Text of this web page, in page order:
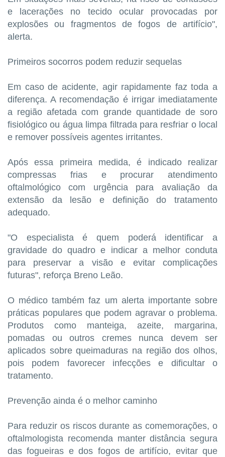
e lacerações no tecido ocular provocadas por
explosões ou fragmentos de fogos de artifício",
alerta.
Primeiros socorros podem reduzir sequelas
Em caso de acidente, agir rapidamente faz toda a
diferença. A recomendação é irrigar imediatamente
a região afetada com grande quantidade de soro
fisiológico ou água limpa filtrada para resfriar o local
e remover possíveis agentes irritantes.
Após essa primeira medida, é indicado realizar
compressas frias e procurar atendimento
oftalmológico com urgência para avaliação da
extensão da lesão e definição do tratamento
adequado.
"O especialista é quem poderá identificar a
gravidade do quadro e indicar a melhor conduta
para preservar a visão e evitar complicações
futuras", reforça Breno Leão.
O médico também faz um alerta importante sobre
práticas populares que podem agravar o problema.
Produtos como manteiga, azeite, margarina,
pomadas ou outros cremes nunca devem ser
aplicados sobre queimaduras na região dos olhos,
pois podem favorecer infecções e dificultar o
tratamento.
Prevenção ainda é o melhor caminho
Para reduzir os riscos durante as comemorações, o
oftalmologista recomenda manter distância segura
das fogueiras e dos fogos de artifício, evitar que